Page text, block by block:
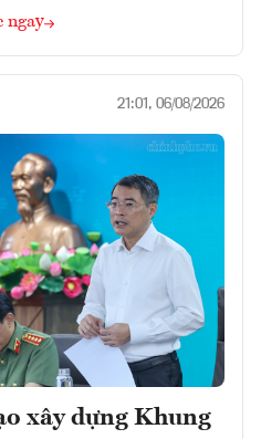
ngay
21:01, 06/08/2026
xây dựng Khung